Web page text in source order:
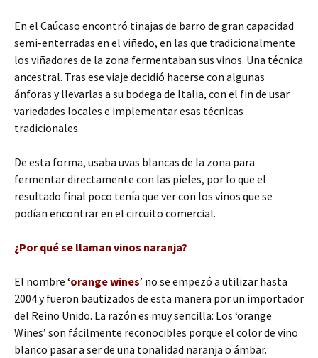
En el Caúcaso encontró tinajas de barro de gran capacidad
semi-enterradas en el viñedo, en las que tradicionalmente
los viñadores de la zona fermentaban sus vinos. Una técnica
ancestral. Tras ese viaje decidió hacerse con algunas
ánforas y llevarlas a su bodega de Italia, con el fin de usar
variedades locales e implementar esas técnicas
tradicionales.
De esta forma, usaba uvas blancas de la zona para
fermentar directamente con las pieles, por lo que el
resultado final poco tenía que ver con los vinos que se
podían encontrar en el circuito comercial.
¿Por qué se llaman vinos naranja?
El nombre ‘orange wines’ no se empezó a utilizar hasta
2004 y fueron bautizados de esta manera por un importador
del Reino Unido. La razón es muy sencilla: Los ‘orange
Wines’ son fácilmente reconocibles porque el color de vino
blanco pasar a ser de una tonalidad naranja o ámbar.